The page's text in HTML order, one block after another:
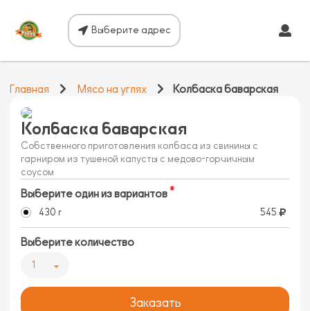
Выберите адрес
Главная Мясо на углях Колбаска баварская
Колбаска баварская
Собственного приготовления колбаса из свинины с
гарниром из тушеной капусты с медово-горчичным
соусом
Выберите один из вариантов
430 г 545
Выберите количество
1
Заказать